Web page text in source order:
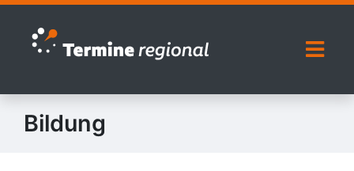
Zur Navigation springen
Zum Inhalt springen
Bildung